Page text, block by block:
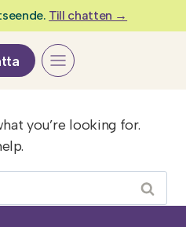
Till chatten →
you’re looking for.